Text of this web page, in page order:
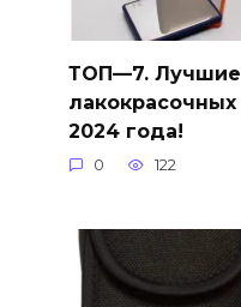
ТОП—7.
2024 года!
0 122